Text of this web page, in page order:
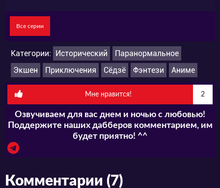
Все серии
Категории: Исторический
Паранормальное
Экшен
Приключения Сёдзё Фэнтези Аниме
Мне нравится! 2
Озвучиваем для вас днем и ночью с любовью!
Поддержите наших дабберов комментарием, им
будет приятно! ^^
Комментарии (7)